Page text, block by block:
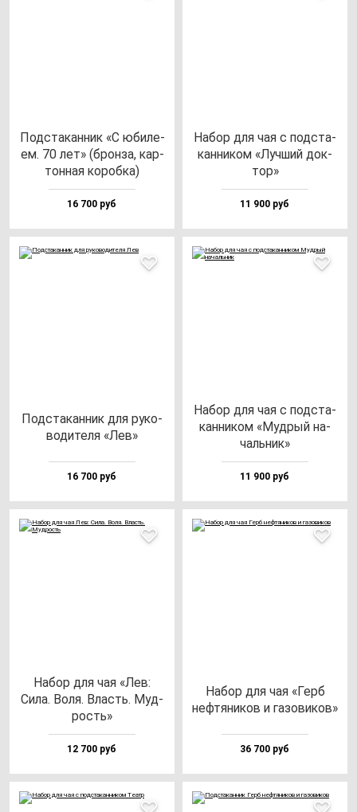
Под­ста­кан­ник «С юби­ле­
ем. 70 лет» (брон­за, кар­
тон­ная ко­роб­ка)
16 700 руб
Набор для чая с под­ста­
кан­ни­ком «Луч­ший док­
тор»
11 900 руб
Под­ста­кан­ник для ру­ко­
во­ди­те­ля «Лев»
16 700 руб
Набор для чая с под­ста­
кан­ни­ком «Муд­рый на­
чаль­ник»
11 900 руб
Набор для чая «Лев:
Сила. Воля. Власть. Муд­
рость»
12 700 руб
Набор для чая «Герб
неф­тя­ни­ков и га­зо­ви­ков»
36 700 руб